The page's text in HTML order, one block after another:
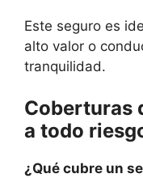
Este seguro es
alto valor o
tranquilidad.
Coberturas
a todo
¿Qué cubre un